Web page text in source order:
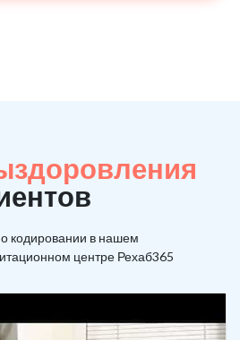
кодировании в нашем
центре Рехаб365